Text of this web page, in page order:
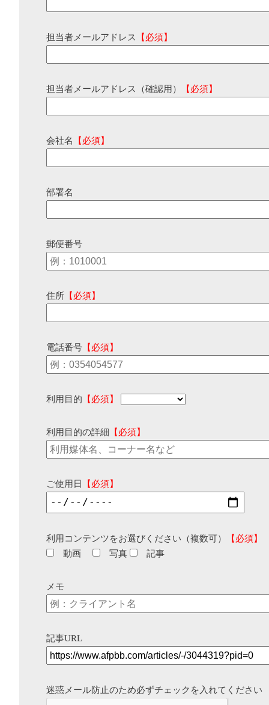
担当者メールアドレス 【必須】
担当者メールアドレス（確認用） 【必須】
会社名 【必須】
部署名
郵便番号
住所 【必須】
電話番号 【必須】
利用目的 【必須】
利用目的の詳細 【必須】
ご使用日 【必須】
利用コンテンツをお選びください（複数可）
【必須】
動画
写真 記事
メモ
記事URL
迷惑メール防止のため必ずチェックを入れてください